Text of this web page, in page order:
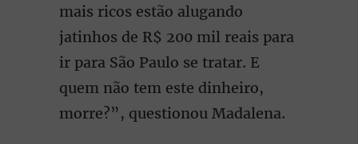
mais ricos estão alugando
jatinhos de R$ 200 mil reais para
ir para São Paulo se tratar. E
quem não tem este dinheiro,
morre?”, questionou Madalena.